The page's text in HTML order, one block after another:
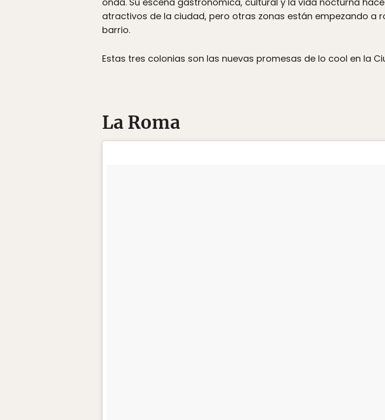
atractivos de la ciudad, pero otras zonas están empezando a
barrio.
Estas tres colonias son las nuevas promesas de lo cool en la
La Roma